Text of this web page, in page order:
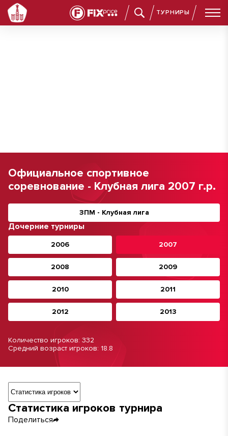
ТУРНИРЫ
Официальное спортивное
соревнование - Клубная лига 2007 г.р.
ЗПМ - Клубная лига
Дочерние турниры
2006 2007
2008 2009
2010 2011
2012 2013
Количество игроков: 332
Средний возраст игроков: 18.8
Навигация по разделам турнира
Статистика игроков турнира
Поделиться